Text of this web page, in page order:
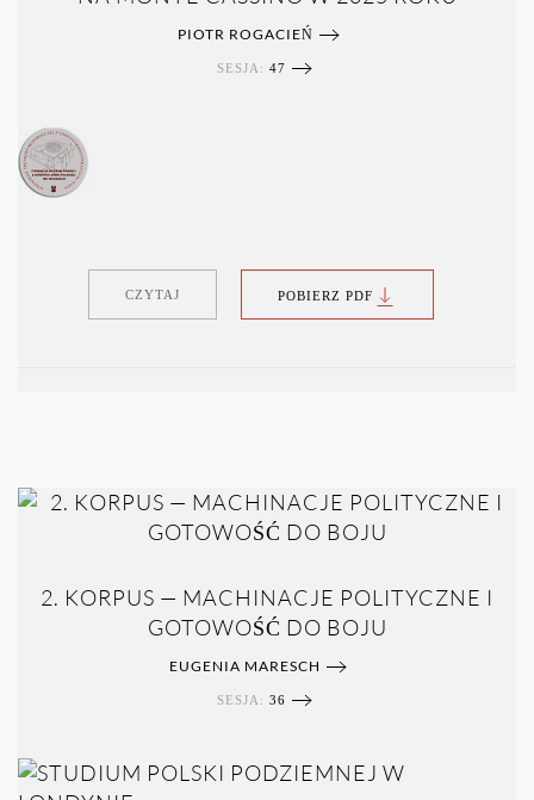
PIOTR ROGACIEŃ
SESJA: 47
CZYTAJ POBIERZ PDF
2. KORPUS — MACHINACJE POLITYCZNE I
GOTOWOŚĆ DO BOJU
EUGENIA MARESCH
SESJA: 36